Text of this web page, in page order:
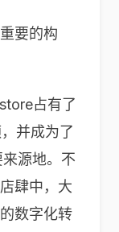
要的构
占有了
并成为了
源地。不
肆中，大
数字化转